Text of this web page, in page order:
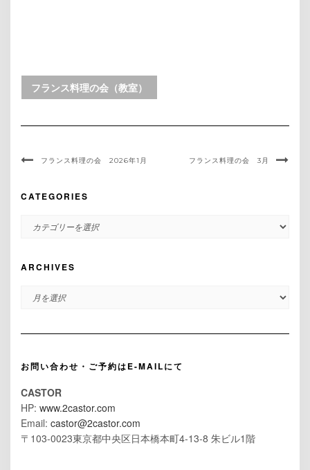
フランス料理の会（教室）
フランス料理の会 2026年1月 フランス料理の会 3月
CATEGORIES
CATEGORIES
ARCHIVES
ARCHIVES
お問い合わせ・ご予約はE-MAILにて
CASTOR
HP: www.2castor.com
Email: castor@2castor.com
〒103-0023東京都中央区日本橋本町4-13-8 朱ビル1階